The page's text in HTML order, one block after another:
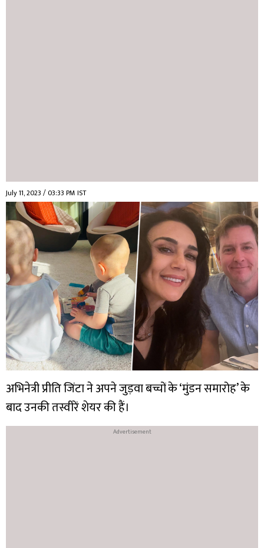
July 11, 2023 / 03:33 PM IST
अभिनेत्री प्रीति जिंटा ने अपने जुड़वा बच्चों के ‘मुंडन समारोह’ के
बाद उनकी तस्वीरें शेयर की हैं।